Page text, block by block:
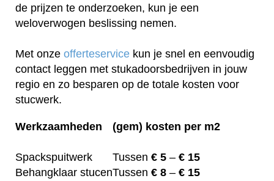
de prijzen te onderzoeken, kun je een
weloverwogen beslissing nemen.
Met onze offerteservice kun je snel en eenvoudig
contact leggen met stukadoorsbedrijven in jouw
regio en zo besparen op de totale kosten voor
stucwerk.
Werkzaamheden (gem) kosten per m2
Spackspuitwerk Tussen € 5 – € 15
Behangklaar stucenTussen € 8 – € 15